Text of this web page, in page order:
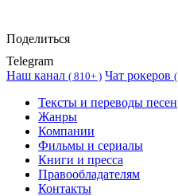
Поделиться
Telegram
Наш канал ( 810+ ) Чат рокеров (
Тексты и переводы песен
Жанры
Компании
Фильмы и сериалы
Книги и пресса
Правообладателям
Контакты